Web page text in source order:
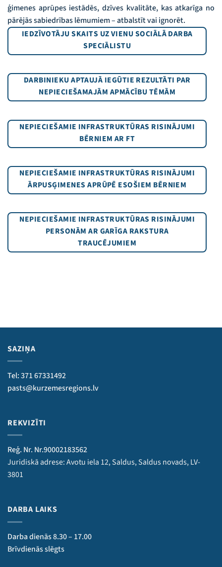
ģimenes aprūpes iestādēs, dzīves kvalitāte, kas atkarīga no
pārējās sabiedrības lēmumiem – atbalstīt vai ignorēt.
IEDZĪVOTĀJU SKAITS UZ VIENU SOCIĀLĀ DARBA
SPECIĀLISTU
DARBINIEKU APTAUJĀ IEGŪTIE REZULTĀTI PAR
NEPIECIEŠAMAJĀM APMĀCĪBU TĒMĀM
NEPIECIEŠAMIE INFRASTRUKTŪRAS RISINĀJUMI
BĒRNIEM AR FT
NEPIECIEŠAMIE INFRASTRUKTŪRAS RISINĀJUMI
ĀRPUSĢIMENES APRŪPĒ ESOŠIEM BĒRNIEM
NEPIECIEŠAMIE INFRASTRUKTŪRAS RISINĀJUMI
PERSONĀM AR GARĪGA RAKSTURA
TRAUCĒJUMIEM
SAZIŅA
Tel: 371 67331492
pasts@kurzemesregions.lv
REKVIZĪTI
Reģ. Nr. Nr.90002183562
Juridiskā adrese: Avotu iela 12, Saldus, Saldus novads, LV-
3801
DARBA LAIKS
Darba dienās 8.30 – 17.00
Brīvdienās slēgts